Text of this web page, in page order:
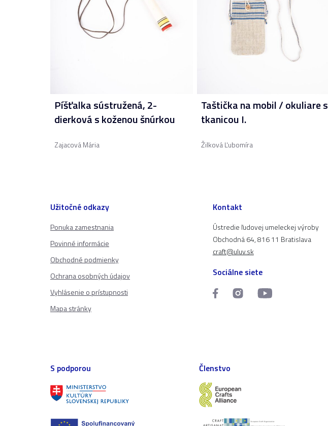
Píšťalka sústružená, 2-
dierková s koženou šnúrkou
Zajacová Mária
Taštička na mobil / okuliare s
tkanicou I.
Žilková Ľubomíra
Užitočné odkazy
Ponuka zamestnania
Povinné informácie
Obchodné podmienky
Ochrana osobných údajov
Vyhlásenie o prístupnosti
Mapa stránky
Kontakt
Ústredie ľudovej umeleckej výroby
Obchodná 64, 816 11 Bratislava
craft@uluv.sk
Sociálne siete
S podporou Členstvo